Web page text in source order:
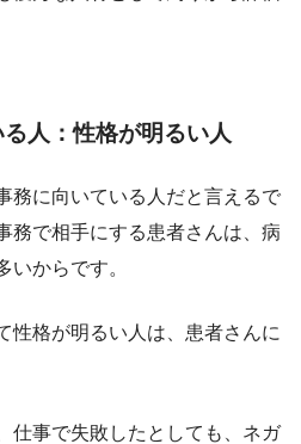
人：性格が明るい人
務に向いている人だと言えるで
務で相手にする患者さんは、病
いからです。
性格が明るい人は、患者さんに
仕事で失敗したとしても、ネガ